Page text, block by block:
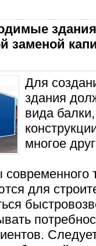
заменой
Для
здания
вида
многое
для